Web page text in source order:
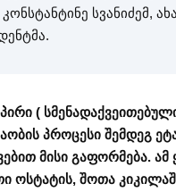
კონსტანტინე
(
პროცესი შემდეგ
მისი გაფორმება.
შოთა